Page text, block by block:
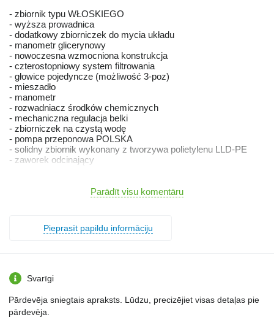
- zbiornik typu WŁOSKIEGO
- wyższa prowadnica
- dodatkowy zbiorniczek do mycia układu
- manometr glicerynowy
- nowoczesna wzmocniona konstrukcja
- czterostopniowy system filtrowania
- głowice pojedyncze (możliwość 3-poz)
- mieszadło
- manometr
- rozwadniacz środków chemicznych
- mechaniczna regulacja belki
- zbiorniczek na czystą wodę
- pompa przeponowa POLSKA
- solidny zbiornik wykonany z tworzywa polietylenu LLD-PE
- zaworek odcinający
- Gwarancja producenta na okres 2 lata
- ocynkowanie ramy
- rozdzielacz stałociśnieniowy
Oferta od: firmy
Stan techniczny: nieuszkodzony
marka: Inna
Parādīt visu komentāru
Pieprasīt papildu informāciju
Svarīgi
Pārdevēja sniegtais apraksts. Lūdzu, precizējiet visas detaļas pie
pārdevēja.